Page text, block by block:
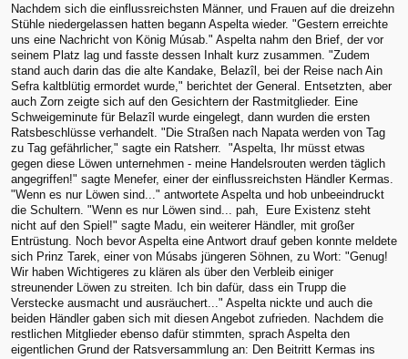
Nachdem sich die einflussreichsten Männer, und Frauen auf die dreizehn
Stühle niedergelassen hatten begann Aspelta wieder. "Gestern erreichte
uns eine Nachricht von König Músab." Aspelta nahm den Brief, der vor
seinem Platz lag und fasste dessen Inhalt kurz zusammen. "Zudem
stand auch darin das die alte Kandake, Belazîl, bei der Reise nach Ain
Sefra kaltblütig ermordet wurde," berichtet der General. Entsetzten, aber
auch Zorn zeigte sich auf den Gesichtern der Rastmitglieder. Eine
Schweigeminute für Belazîl wurde eingelegt, dann wurden die ersten
Ratsbeschlüsse verhandelt. "Die Straßen nach Napata werden von Tag
zu Tag gefährlicher," sagte ein Ratsherr. "Aspelta, Ihr müsst etwas
gegen diese Löwen unternehmen - meine Handelsrouten werden täglich
angegriffen!" sagte Menefer, einer der einflussreichsten Händler Kermas.
"Wenn es nur Löwen sind..." antwortete Aspelta und hob unbeeindruckt
die Schultern. "Wenn es nur Löwen sind... pah, Eure Existenz steht
nicht auf den Spiel!" sagte Madu, ein weiterer Händler, mit großer
Entrüstung. Noch bevor Aspelta eine Antwort drauf geben konnte meldete
sich Prinz Tarek, einer von Músabs jüngeren Söhnen, zu Wort: "Genug!
Wir haben Wichtigeres zu klären als über den Verbleib einiger
streunender Löwen zu streiten. Ich bin dafür, dass ein Trupp die
Verstecke ausmacht und ausräuchert..." Aspelta nickte und auch die
beiden Händler gaben sich mit diesen Angebot zufrieden. Nachdem die
restlichen Mitglieder ebenso dafür stimmten, sprach Aspelta den
eigentlichen Grund der Ratsversammlung an: Den Beitritt Kermas ins